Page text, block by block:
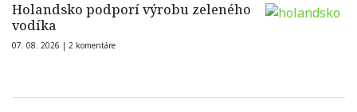
Holandsko podporí výrobu zeleného
vodíka
07. 08. 2026 | 2 komentáre